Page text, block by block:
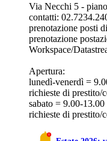
Via Necchi 5 -
contatti:
prenotazione posti
prenotazione
Workspace/
Apertura:
lunedì-venerdì =
richieste di prestito/
sabato = 9.00-
richieste di prestito/